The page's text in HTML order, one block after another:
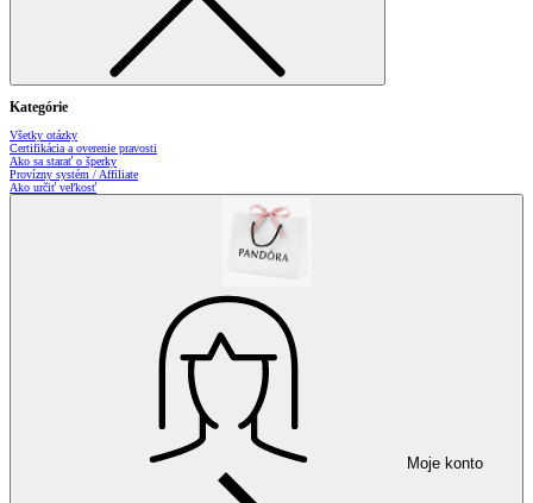
Kategórie
Všetky otázky
Certifikácia a overenie pravosti
Ako sa starať o šperky
Provízny systém / Affiliate
Ako určiť veľkosť
Moje konto